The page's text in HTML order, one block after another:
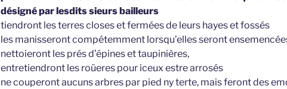
désigné par lesdits sieurs bailleurs
tiendront les terres closes et fermées de leurs hayes et fossés
les manisseront compétemment lorsqu’elles seront
nettoieront les prés d’épines et taupinières,
entretiendront les roüeres pour iceux estre arrosés
ne couperont aucuns arbres par pied ny terte, mais feront des